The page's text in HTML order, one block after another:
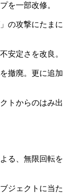
を一部改修。
の攻撃にたまに
安定さを改良。
撤廃。更に追加
トからのはみ出
る、無限回転を
ジェクトに当た